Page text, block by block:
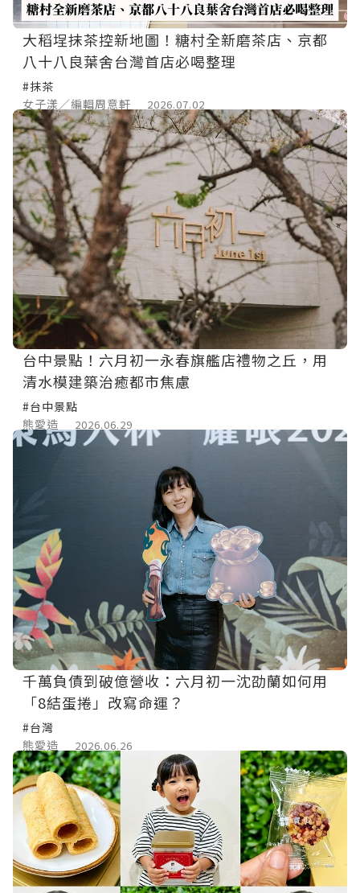
大稻埕抹茶控新地圖！糖村全新磨茶店、京都
八十八良葉舍台灣首店必喝整理
#抹茶
女子漾／編輯周意軒
2026.07.02
台中景點！六月初一永春旗艦店禮物之丘，用
清水模建築治癒都市焦慮
#台中景點
熊愛造
2026.06.29
千萬負債到破億營收：六月初一沈劭蘭如何用
「8結蛋捲」改寫命運？
#台灣
熊愛造
2026.06.26